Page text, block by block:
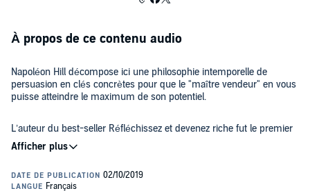
À propos de ce contenu audio
Napoléon Hill décompose ici une philosophie intemporelle de
persuasion en clés concrètes pour que le "maître vendeur" en vous
puisse atteindre le maximum de son potentiel.
L’auteur du best-seller Réfléchissez et devenez riche fut le premier
à découvrir les dénominateurs communs des personnes hors du
commun. Tous ceux qui réussissent le plus dans leur vie partagent